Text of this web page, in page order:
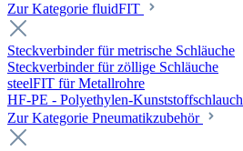
Zur Kategorie fluidFIT
Steckverbinder für metrische Schläuche
Steckverbinder für zöllige Schläuche
steelFIT für Metallrohre
HF-PE - Polyethylen-Kunststoffschlauch
Zur Kategorie Pneumatikzubehör